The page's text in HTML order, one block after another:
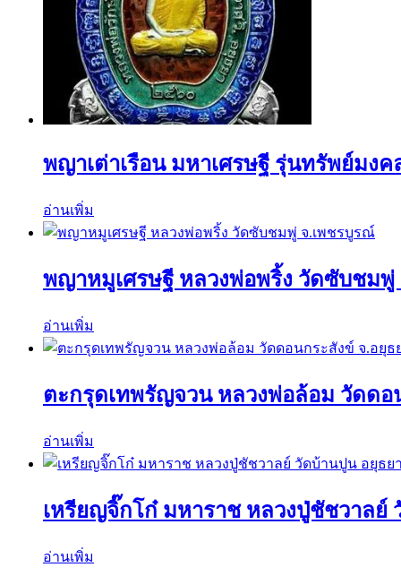
พญาเต่าเรือน มหาเศรษฐี รุ่นทรัพย์มง
อ่านเพิ่ม
พญาหมูเศรษฐี หลวงพ่อพริ้ง วัดซับชมพู่
อ่านเพิ่ม
ตะกรุดเทพรัญจวน หลวงพ่อล้อม วัดดอ
อ่านเพิ่ม
เหรียญจิ๊กโก๋ มหาราช หลวงปู่ชัชวาลย์
อ่านเพิ่ม